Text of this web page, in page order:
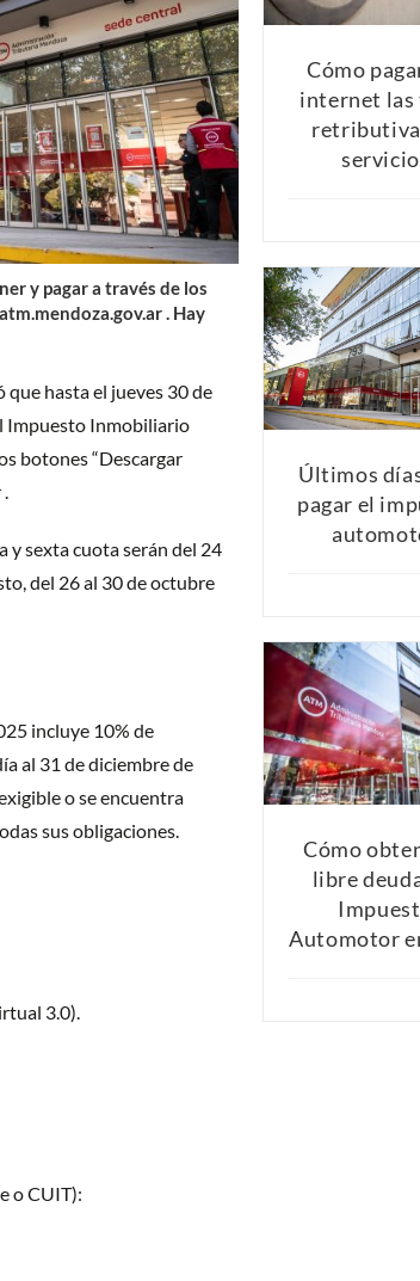
y pagar a través de los
. Hay
hasta el jueves 30 de
Impuesto Inmobiliario
botones “Descargar
.
y sexta cuota serán del 24
del 26 al 30 de octubre
incluye 10% de
al 31 de diciembre de
o se encuentra
sus obligaciones.
3.0).
o CUIT):
Cómo
internet las
Últimos
pagar el
Cómo
libre
Automotor